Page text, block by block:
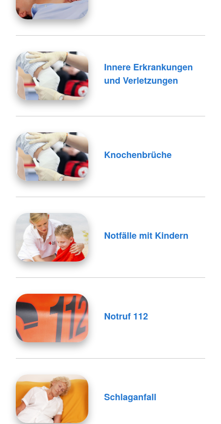
Innere Erkrankungen
und Verletzungen
Knochenbrüche
Notfälle mit Kindern
Notruf 112
Schlaganfall